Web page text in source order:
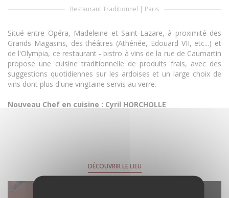
Restaurant Traditionnel | Paris
Situé entre Opéra, Madeleine et Saint-Lazare, à proximité des
Grands Magasins, des théâtres (Athénée, Edouard VII, etc...) et
de l'Olympia, ce restaurant - bistro à vins de la rue de Caumartin
propose une cuisine traditionnelle de produits frais, avec des
suggestions quotidiennes sur les ardoises et un large choix de
vins dont plus d'une vingtaine servis au verre.
Nouveau Chef en cuisine : Cyril HORCHOLLE
DÉCOUVRIR LE LIEU